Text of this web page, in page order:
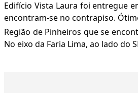
Edifício Vista Laura foi entregue
encontram-se no contrapiso.
Região de Pinheiros que se
No eixo da Faria Lima, ao lado do